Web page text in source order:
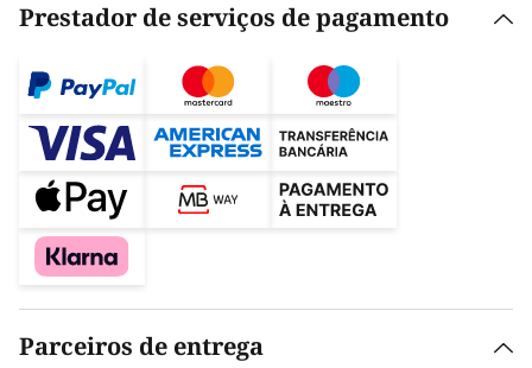
Prestador de serviços de pagamento
Parceiros de entrega